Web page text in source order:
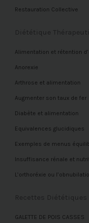
Restauration Collective
Diététique
Alimentation et rétention
Anorexie
Arthrose et alimentation
Augmenter son taux de fer
Diabète et alimentation
Equivalences glucidiques
Exemples de menus
Insuffisance rénale et
L’orthoréxie ou
Recettes Diététiques
GALETTE DE POIS CASSES